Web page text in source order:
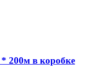
200м в коробке